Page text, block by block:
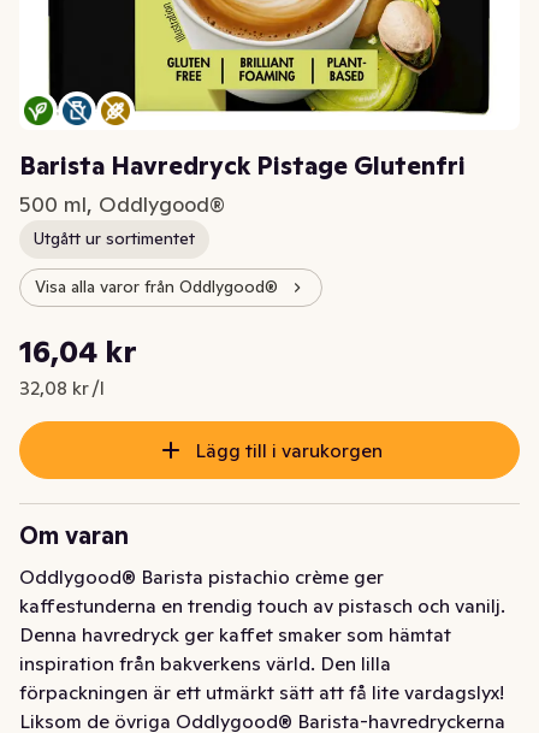
Barista Havredryck Pistage Glutenfri
500 ml, Oddlygood®
Utgått ur sortimentet
Visa alla varor från Oddlygood®
Nuvarande pris är: 16,04 kr
16,04 kr
32,08 kr /l
Styckpris: 32,08 kr /l
Lägg till i varukorgen
Om varan
Oddlygood® Barista pistachio crème ger
kaffestunderna en trendig touch av pistasch och vanilj.
Denna havredryck ger kaffet smaker som hämtat
inspiration från bakverkens värld. Den lilla
förpackningen är ett utmärkt sätt att få lite vardagslyx!
Liksom de övriga Oddlygood® Barista-havredryckerna